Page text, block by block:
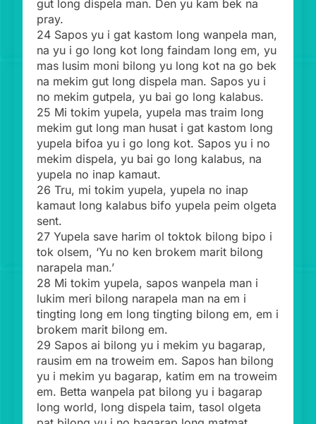
gut long dispela man. Den yu kam bek na
pray.
24 Sapos yu i gat kastom long wanpela man,
na yu i go long kot long faindam long em, yu
mas lusim moni bilong yu long kot na go bek
na mekim gut long dispela man. Sapos yu i
no mekim gutpela, yu bai go long kalabus.
25 Mi tokim yupela, yupela mas traim long
mekim gut long man husat i gat kastom long
yupela bifoa yu i go long kot. Sapos yu i no
mekim dispela, yu bai go long kalabus, na
yupela no inap kamaut.
26 Tru, mi tokim yupela, yupela no inap
kamaut long kalabus bifo yupela peim olgeta
sent.
27 Yupela save harim ol toktok bilong bipo i
tok olsem, ‘Yu no ken brokem marit bilong
narapela man.’
28 Mi tokim yupela, sapos wanpela man i
lukim meri bilong narapela man na em i
tingting long em long tingting bilong em, em i
brokem marit bilong em.
29 Sapos ai bilong yu i mekim yu bagarap,
rausim em na troweim em. Sapos han bilong
yu i mekim yu bagarap, katim em na troweim
em. Betta wanpela pat bilong yu i bagarap
long world, long dispela taim, tasol olgeta